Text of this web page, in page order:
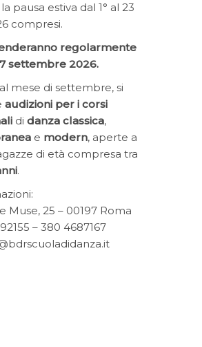
pausa estiva dal 1° al 23
compresi.
regolarmente
settembre 2026.
mese di settembre, si
audizioni per i corsi
di danza classica,
e modern, aperte a
di età compresa tra
.
Muse, 25 – 00197 Roma
– 380 4687167